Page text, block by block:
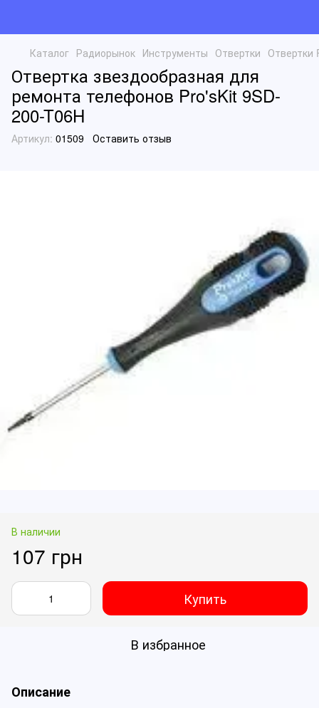
Каталог Радиорынок Инструменты Отвертки Отвертки
Отвертка звездообразная для
ремонта телефонов Pro'sKit 9SD-
200-T06H
Артикул: 01509 Оставить отзыв
В наличии
107 грн
Купить
В избранное
Описание